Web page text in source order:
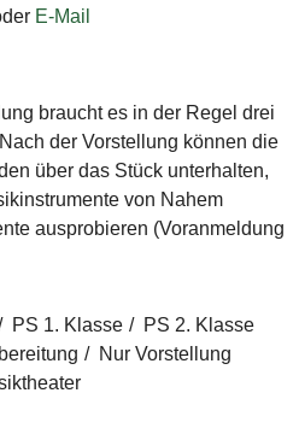
E-Mail
braucht es in der Regel drei
der Vorstellung können die
über das Stück unterhalten,
von Nahem
ausprobieren (Voranmeldung
PS 1. Klasse
PS 2. Klasse
Nur Vorstellung